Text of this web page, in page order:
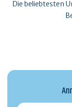
Die beliebtesten